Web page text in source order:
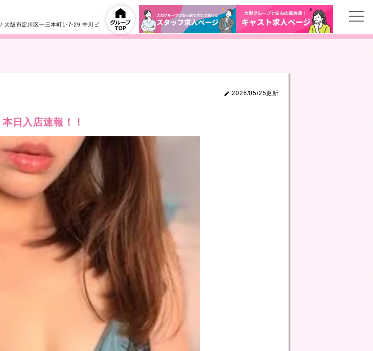
/大阪市淀川区十三本町1-7-29 中川ビ
2026/05/25更新
本日入店速報！！